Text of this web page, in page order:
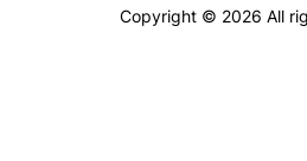
Copyright © 2026 All